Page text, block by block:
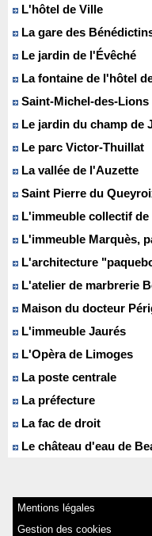
L'hôtel de Ville
La gare des
Le jardin de l'Évêché
La fontaine de l'hôtel
Saint-Michel-des-Lions
Le jardin du champ de
Le parc Victor-Thuillat
La vallée de l'Auzette
Saint Pierre du
L'immeuble collectif
L'immeuble Marquès,
L'architecture
L'atelier de marbrerie
Maison du docteur
L'immeuble Jaurés
L'Opèra de Limoges
La poste centrale
La préfecture
La fac de droit
Le château d'eau de
Mentions légales
Gestion des cookies